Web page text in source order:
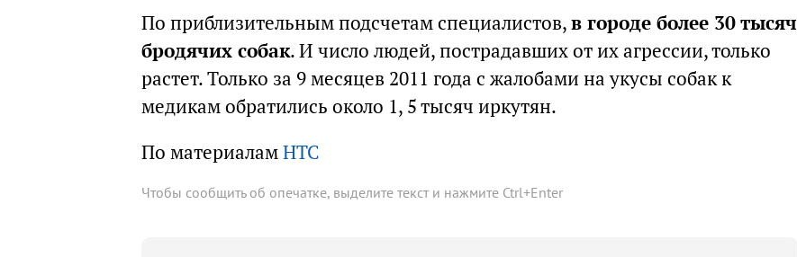
По приблизительным подсчетам специалистов,в городе более 30 тысяч
бродячих собак. И число людей, пострадавших от их агрессии, только
растет. Только за 9 месяцев 2011 года с жалобами на укусы собак к
медикам обратились около 1, 5 тысяч иркутян.
По материаламНТС
Чтобы сообщить об опечатке, выделите текст и нажмите Ctrl+Enter